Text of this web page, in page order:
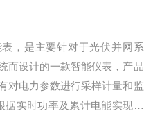
，是主要针对于光伏并网系
而设计的一款智能仪表，产品
对电力参数进行采样计量和监
实时功率及累计电能实现防